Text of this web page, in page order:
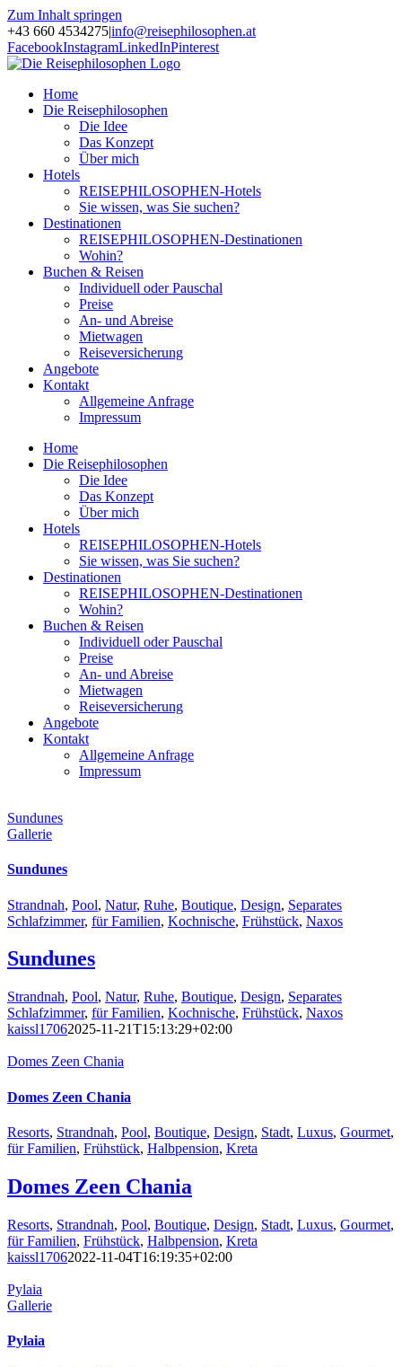
Zum Inhalt springen
+43 660 4534275|info@reisephilosophen.at
FacebookInstagramLinkedInPinterest
Home
Die Reisephilosophen
Die Idee
Das Konzept
Über mich
Hotels
REISEPHILOSOPHEN-Hotels
Sie wissen, was Sie suchen?
Destinationen
REISEPHILOSOPHEN-Destinationen
Wohin?
Buchen & Reisen
Individuell oder Pauschal
Preise
An- und Abreise
Mietwagen
Reiseversicherung
Angebote
Kontakt
Allgemeine Anfrage
Impressum
Home
Die Reisephilosophen
Die Idee
Das Konzept
Über mich
Hotels
REISEPHILOSOPHEN-Hotels
Sie wissen, was Sie suchen?
Destinationen
REISEPHILOSOPHEN-Destinationen
Wohin?
Buchen & Reisen
Individuell oder Pauschal
Preise
An- und Abreise
Mietwagen
Reiseversicherung
Angebote
Kontakt
Allgemeine Anfrage
Impressum
Sundunes
Gallerie
Sundunes
Strandnah, Pool, Natur, Ruhe, Boutique, Design, Separates
Schlafzimmer, für Familien, Kochnische, Frühstück, Naxos
Sundunes
Strandnah, Pool, Natur, Ruhe, Boutique, Design, Separates
Schlafzimmer, für Familien, Kochnische, Frühstück, Naxos
kaissl17062025-11-21T15:13:29+02:00
Domes Zeen Chania
Domes Zeen Chania
Resorts, Strandnah, Pool, Boutique, Design, Stadt, Luxus, Gourmet,
für Familien, Frühstück, Halbpension, Kreta
Domes Zeen Chania
Resorts, Strandnah, Pool, Boutique, Design, Stadt, Luxus, Gourmet,
für Familien, Frühstück, Halbpension, Kreta
kaissl17062022-11-04T16:19:35+02:00
Pylaia
Gallerie
Pylaia